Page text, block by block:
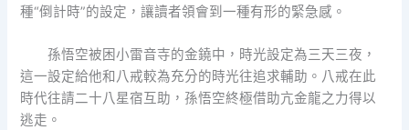
種“倒計時”的設定，讓讀者領會到一種有形的緊急感。
孫悟空被困小雷音寺的金鐃中，時光設定為三天三夜，
這一設定給他和八戒較為充分的時光往追求輔助。八戒在此
時代往請二十八星宿互助，孫悟空終極借助亢金龍之力得以
逃走。